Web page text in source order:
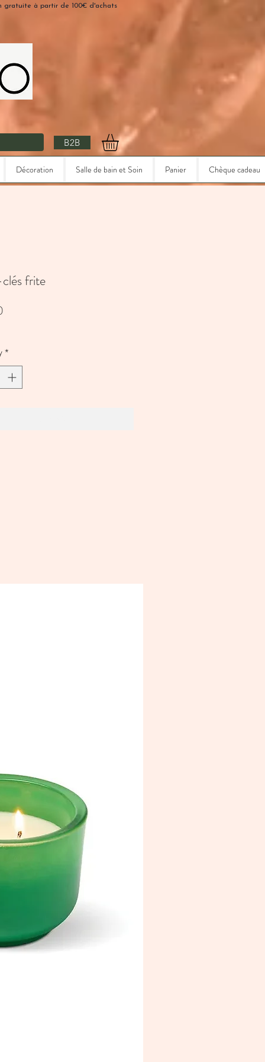
gratuite à partir de 100€ d'achats
B2B
Décoration Salle de bain et Soin Panier Chèque cadeau
frite
*